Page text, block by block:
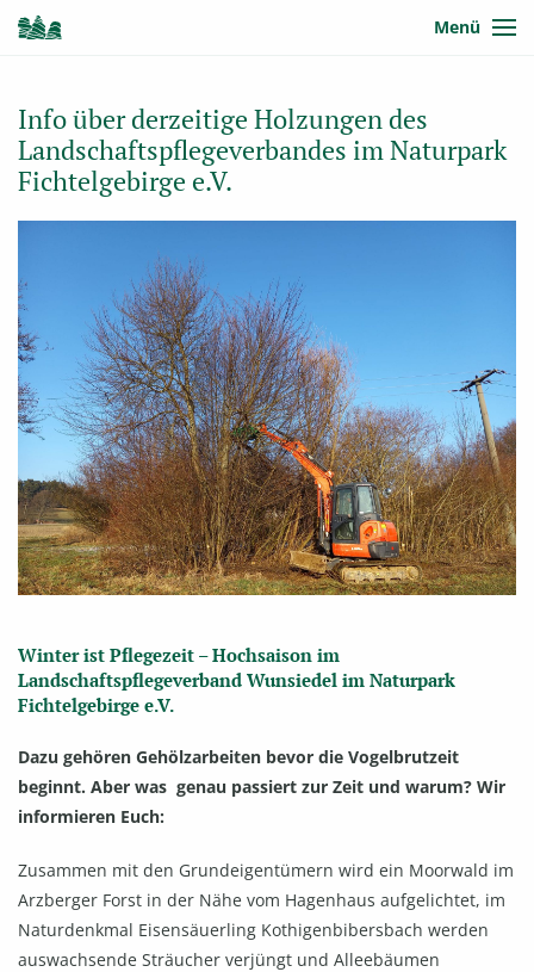
Menü
Info über derzeitige Holzungen des
Landschaftspflegeverbandes im Naturpark
Fichtelgebirge e.V.
Winter ist Pflegezeit – Hochsaison im
Landschaftspflegeverband Wunsiedel im Naturpark
Fichtelgebirge e.V.
Dazu gehören Gehölzarbeiten bevor die Vogelbrutzeit
beginnt. Aber was genau passiert zur Zeit und warum? Wir
informieren Euch:
Zusammen mit den Grundeigentümern wird ein Moorwald im
Arzberger Forst in der Nähe vom Hagenhaus aufgelichtet, im
Naturdenkmal Eisensäuerling Kothigenbibersbach werden
auswachsende Sträucher verjüngt und Alleebäumen